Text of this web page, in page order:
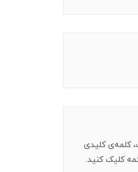
کلمه‌ی کلیدی
کلیک کنید.